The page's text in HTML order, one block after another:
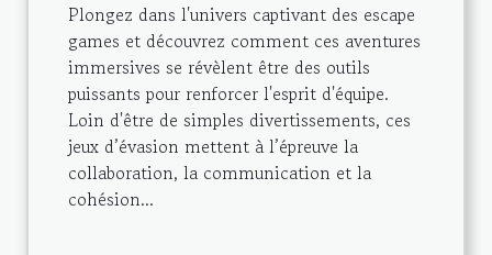
Plongez dans l'univers captivant des escape
games et découvrez comment ces aventures
immersives se révèlent être des outils
puissants pour renforcer l'esprit d'équipe.
Loin d'être de simples divertissements, ces
jeux d’évasion mettent à l’épreuve la
collaboration, la communication et la
cohésion...